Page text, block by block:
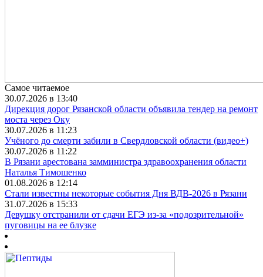
Самое читаемое
30.07.2026 в 13:40
Дирекция дорог Рязанской области объявила тендер на ремонт
моста через Оку
30.07.2026 в 11:23
Учёного до смерти забили в Свердловской области (видео+)
30.07.2026 в 11:22
В Рязани арестована замминистра здравоохранения области
Наталья Тимошенко
01.08.2026 в 12:14
Стали известны некоторые события Дня ВДВ-2026 в Рязани
31.07.2026 в 15:33
Девушку отстранили от сдачи ЕГЭ из-за «подозрительной»
пуговицы на ее блузке